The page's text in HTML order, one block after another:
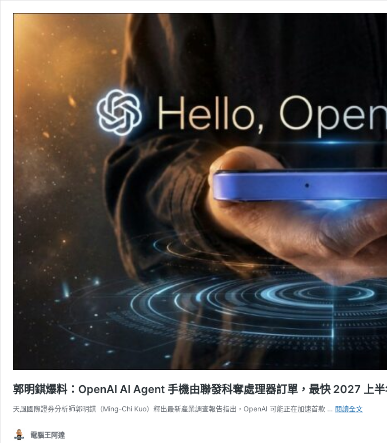
郭明錤爆料：OpenAI AI Agent 手機由聯發科奪處理器訂單，最快 2027 上
天風國際證券分析師郭明錤（Ming-Chi Kuo）釋出最新產業調查報告指出，OpenAI 可能正在加速首款 … 閱讀全文郭
電腦王阿達